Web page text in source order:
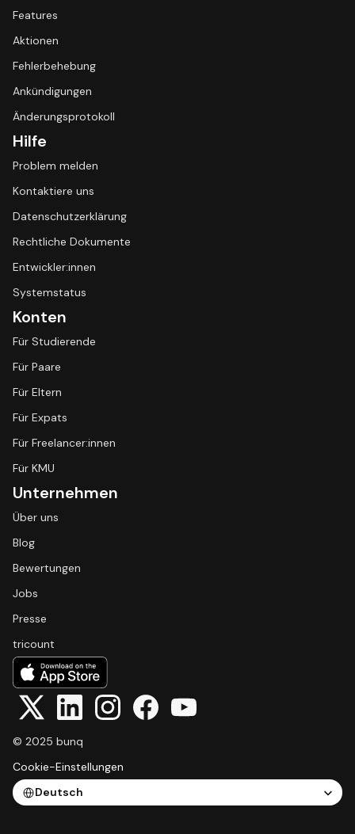
Features
Aktionen
Fehlerbehebung
Ankündigungen
Änderungsprotokoll
Hilfe
Problem melden
Kontaktiere uns
Datenschutzerklärung
Rechtliche Dokumente
Entwickler:innen
Systemstatus
Konten
Für Studierende
Für Paare
Für Eltern
Für Expats
Für Freelancer:innen
Für KMU
Unternehmen
Über uns
Blog
Bewertungen
Jobs
Presse
tricount
© 2025 bunq
Cookie-Einstellungen
Select Language
Deutsch